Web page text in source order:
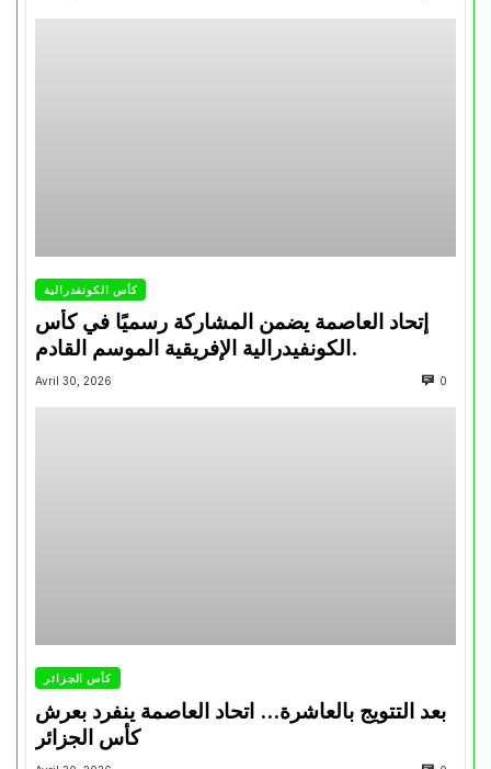
كأس الكونفدرالية
إتحاد العاصمة يضمن المشاركة رسميًا في كأس
الكونفيدرالية الإفريقية الموسم القادم.
Avril 30, 2026 0
كأس الجزائر
بعد التتويج بالعاشرة… اتحاد العاصمة ينفرد بعرش
كأس الجزائر